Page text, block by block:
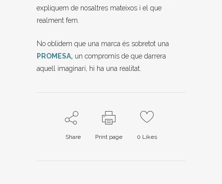
expliquem de nosaltres mateixos i el que
realment fem.
No oblidem que una marca és sobretot una
PROMESA, un compromís de que darrera
aquell imaginari, hi ha una realitat.
Share Print page 0 Likes